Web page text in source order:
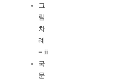
그
림
차
례
= ii
국
문